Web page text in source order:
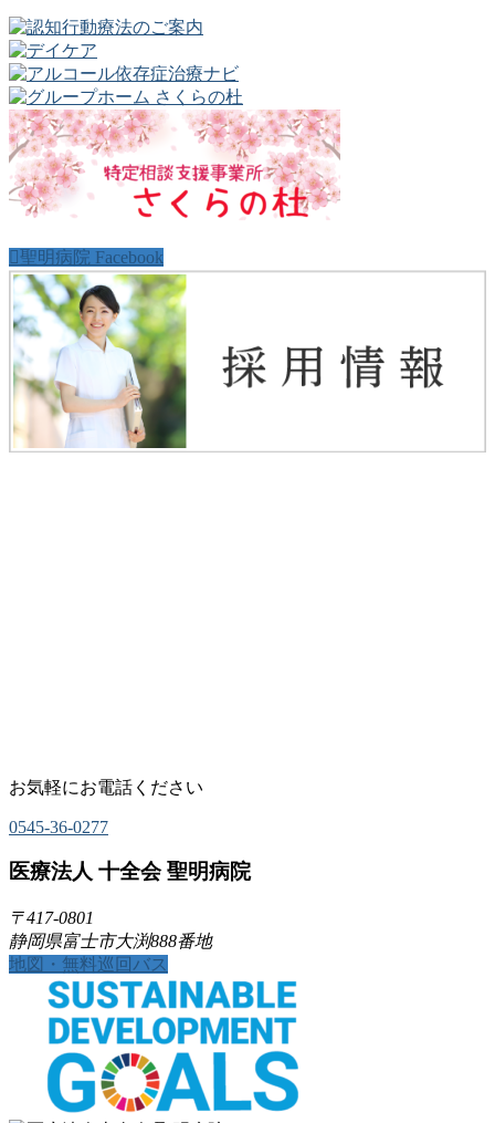
聖明病院 Facebook
お気軽にお電話ください
0545-36-0277
医療法人 十全会 聖明病院
〒417-0801
静岡県富士市大渕888番地
地図・無料巡回バス